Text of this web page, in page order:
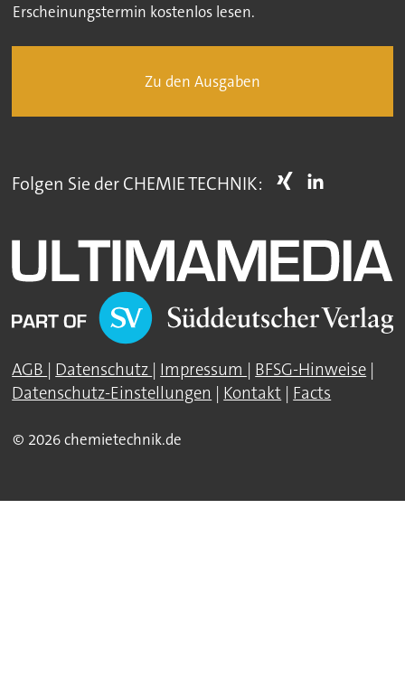
Erscheinungstermin kostenlos lesen.
Zu den Ausgaben
Folgen Sie der CHEMIE TECHNIK:
AGB | Datenschutz | Impressum | BFSG-Hinweise |
Datenschutz-Einstellungen | Kontakt | Facts
© 2026 chemietechnik.de